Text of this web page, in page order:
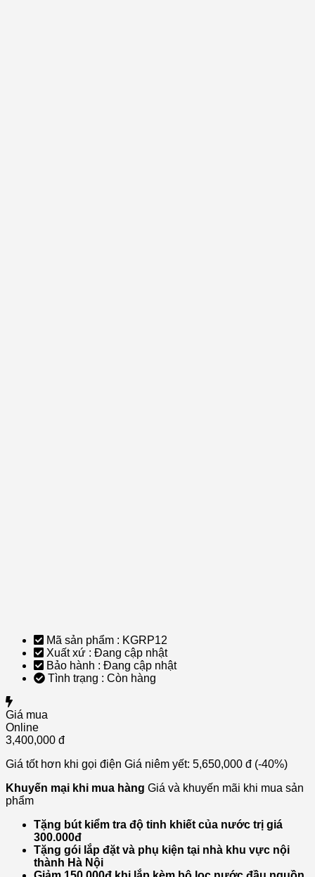
Mã sản phẩm : KGRP12
Xuất xứ : Đang cập nhật
Bảo hành : Đang cập nhật
Tình trạng : Còn hàng
Giá mua
Online
3,400,000 đ
Giá tốt hơn khi gọi điện Giá niêm yết: 5,650,000 đ (-40%)
Khuyến mại khi mua hàng Giá và khuyến mãi khi mua sản
phẩm
Tặng bút kiểm tra độ tinh khiết của nước trị giá
300.000đ
Tặng gói lắp đặt và phụ kiện tại nhà khu vực nội
thành Hà Nội